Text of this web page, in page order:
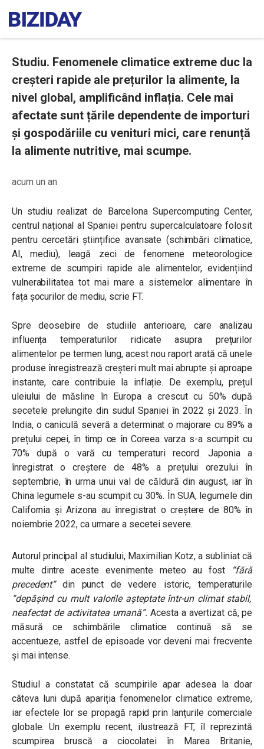
Studiu. Fenomenele climatice extreme duc la
creșteri rapide ale prețurilor la alimente, la
nivel global, amplificând inflația. Cele mai
afectate sunt țările dependente de importuri
și gospodăriile cu venituri mici, care renunță
la alimente nutritive, mai scumpe.
acum un an
Un studiu realizat de Barcelona Supercomputing Center,
centrul național al Spaniei pentru supercalculatoare folosit
pentru cercetări științifice avansate (schimbări climatice,
AI, mediu), leagă zeci de fenomene meteorologice
extreme de scumpiri rapide ale alimentelor, evidențiind
vulnerabilitatea tot mai mare a sistemelor alimentare în
fața șocurilor de mediu, scrie FT.
Spre deosebire de studiile anterioare, care analizau
influența temperaturilor ridicate asupra prețurilor
alimentelor pe termen lung, acest nou raport arată că unele
produse înregistrează creșteri mult mai abrupte și aproape
instante, care contribuie la inflație. De exemplu, prețul
uleiului de măsline în Europa a crescut cu 50% după
secetele prelungite din sudul Spaniei în 2022 și 2023. În
India, o caniculă severă a determinat o majorare cu 89% a
prețului cepei, în timp ce în Coreea varza s-a scumpit cu
70% după o vară cu temperaturi record. Japonia a
înregistrat o creștere de 48% a prețului orezului în
septembrie, în urma unui val de căldură din august, iar în
China legumele s-au scumpit cu 30%. În SUA, legumele din
California și Arizona au înregistrat o creștere de 80% în
noiembrie 2022, ca urmare a secetei severe.
Autorul principal al studiului, Maximilian Kotz, a subliniat că
multe dintre aceste evenimente meteo au fost
“fără
precedent“din punct de vedere istoric, temperaturile
“depășind cu mult valorile așteptate într-un climat stabil,
neafectat de activitatea umană”. Acesta a avertizat că, pe
măsură ce schimbările climatice continuă să se
accentueze, astfel de episoade vor deveni mai frecvente
și mai intense.
Studiul a constatat că scumpirile apar adesea la doar
câteva luni după apariția fenomenelor climatice extreme,
iar efectele lor se propagă rapid prin lanțurile comerciale
globale. Un exemplu recent, ilustrează FT, îl reprezintă
scumpirea bruscă a ciocolatei în Marea Britanie,